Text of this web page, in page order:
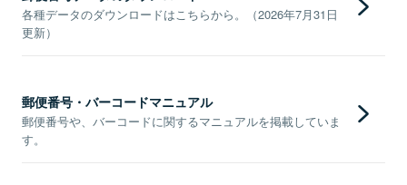
各種データのダウンロードはこちらから。（2026年7月31日
更新）
郵便番号・バーコードマニュアル
郵便番号や、バーコードに関するマニュアルを掲載していま
す。